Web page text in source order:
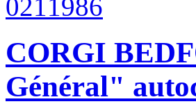
CORGI
Général"